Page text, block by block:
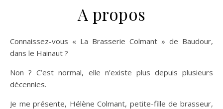
A propos
Connaissez-vous « La Brasserie Colmant » de Baudour,
dans le Hainaut ?
Non ? C’est normal, elle n’existe plus depuis plusieurs
décennies.
Je me présente, Hélène Colmant, petite-fille de brasseur,